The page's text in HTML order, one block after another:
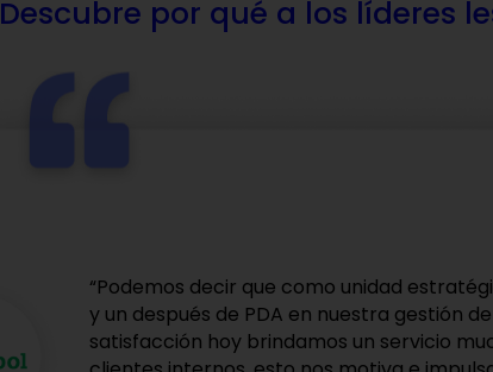
Descubre por qué a los líderes
"La solución es simple, práctica y
líderes, ya que permite identificar
comprensión más profunda de los